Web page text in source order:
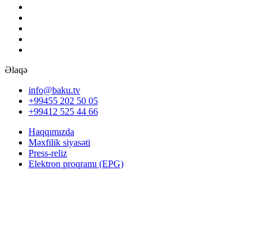
Əlaqə
info@baku.tv
+99455 202 50 05
+99412 525 44 66
Haqqımızda
Məxfilik siyasəti
Press-reliz
Elektron proqramı (EPG)